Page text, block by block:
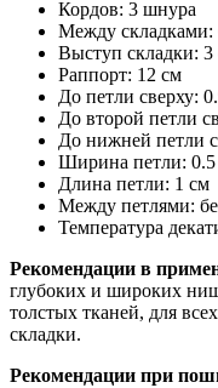
Кордов: 3 шнура
Между складками:
Выступ складки: 3
Раппорт: 12 см
До петли сверху:
До второй петли
До нижней петли
Ширина петли:
Длина петли: 1 см
Между петлями:
Температура
Рекомендации в
глубоких и широких
толстых тканей, для
складки.
Рекомендации при